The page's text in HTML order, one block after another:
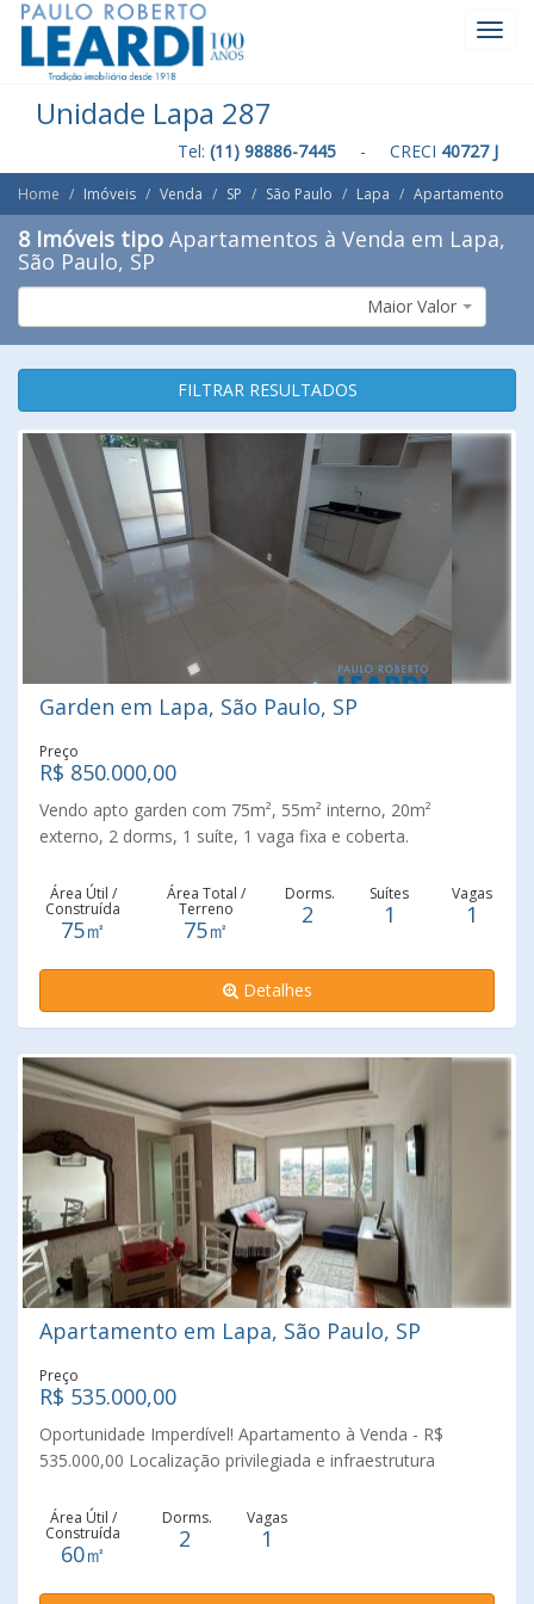
Unidade Lapa 287
Tel: (11) 98886-7445 - CRECI 40727 J
Home Imóveis Venda SP São Paulo Lapa Apartamento
8 Imóveis tipo Apartamentos à Venda em Lapa,
São Paulo, SP
Maior Valor
FILTRAR RESULTADOS
Garden em Lapa, São Paulo, SP
Preço
R$ 850.000,00
Vendo apto garden com 75m², 55m² interno, 20m²
externo, 2 dorms, 1 suíte, 1 vaga fixa e coberta.
Agende já a sua visita !!!
Área Útil /
Construída
75㎡
Área Total /
Terreno
75㎡
Dorms.
2
Suítes
1
Vagas
1
Detalhes
Apartamento em Lapa, São Paulo, SP
Preço
R$ 535.000,00
Oportunidade Imperdível! Apartamento à Venda - R$
535.000,00 Localização privilegiada e infraestrutura
face norte, com 60m², ideal para quem busca qualidade de
vida e praticidade. Características: 2 dormitórios 2
banheiros Sala para 2 ambientes Armários embutidos 1
vaga de garagem Lazer e segurança: Portaria 24 horas
Área Útil /
Construída
60㎡
Dorms.
2
Vagas
1